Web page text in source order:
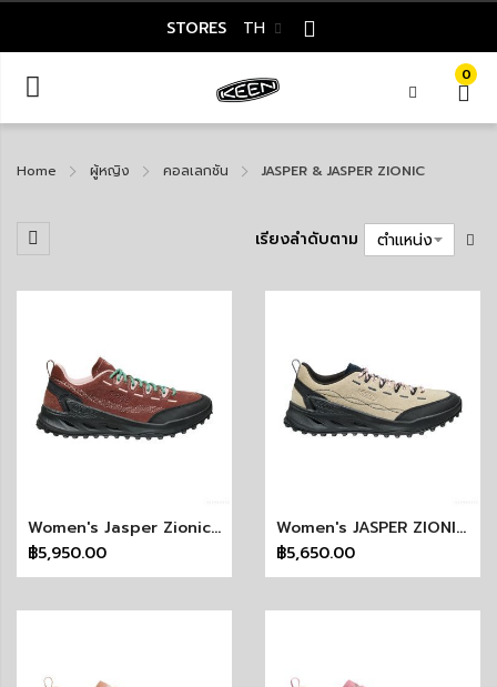
STORES TH
0
Home ผู้หญิง คอลเลกชัน JASPER & JASPER ZIONIC
เรียงลำดับตาม
Women's Jasper Zionic Sneaker X Pilgrim Surf + Supply
฿5,950.00
Women's JASPER ZIONIC (SAFARI/PINK)
฿5,650.00